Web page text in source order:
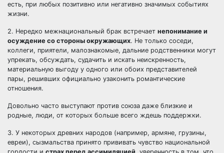
есть, при любых позитивно или негативно значимых событиях
жизни.
2. Нередко межнациональный брак встречает непонимание и
осуждение со стороны окружающих. Не только соседи,
коллеги, приятели, малознакомые, дальние родственники могут
упрекать, обсуждать, судачить и искать неискренность,
материальную выгоду у одного или обоих представителей
пары, решивших официально узаконить романтические
отношения.
Довольно часто выступают против союза даже близкие и
родные, люди, от которых больше всего ждешь поддержки.
3. У некоторых древних народов (например, армяне, грузины,
евреи), сызмальства принято прививать чувство национальной